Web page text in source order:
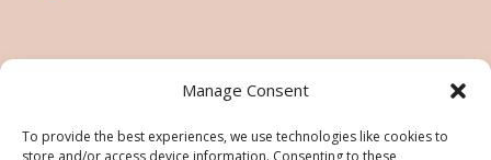
Manage Consent
To provide the best experiences, we use technologies like cookies to
store and/or access device information. Consenting to these